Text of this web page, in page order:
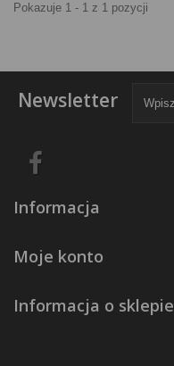
Pokazuje 1 - 1 z 1 pozycji
Newsletter
Informacja
Moje konto
Informacja o sklepie